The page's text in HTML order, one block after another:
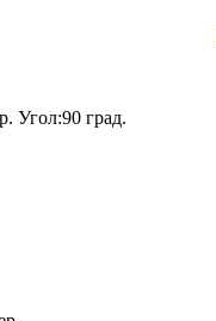
Угол:90 град.